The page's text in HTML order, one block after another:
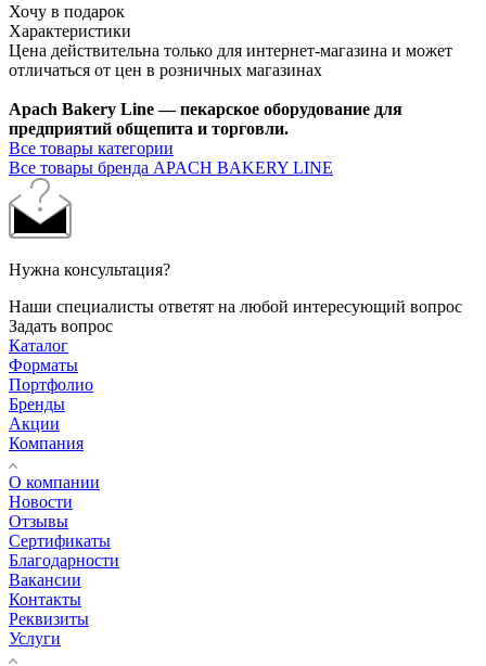
Хочу в подарок
Характеристики
Цена действительна только для интернет-магазина и может
отличаться от цен в розничных магазинах
Apach Bakery Line — пекарское оборудование для
предприятий общепита и торговли.
Все товары категории
Все товары бренда APACH BAKERY LINE
Нужна консультация?
Наши специалисты ответят на любой интересующий вопрос
Задать вопрос
Каталог
Форматы
Портфолио
Бренды
Акции
Компания
О компании
Новости
Отзывы
Сертификаты
Благодарности
Вакансии
Контакты
Реквизиты
Услуги